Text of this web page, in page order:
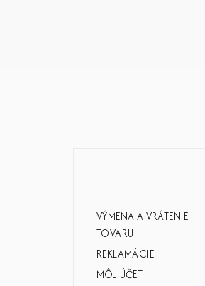
VÝMENA A VRÁTENIE
TOVARU
REKLAMÁCIE
MÔJ ÚČET